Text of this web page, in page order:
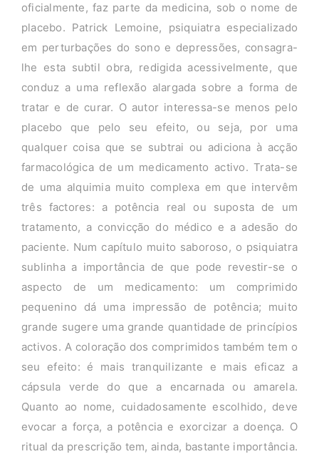
oficialmente, faz parte da medicina, sob o nome de
placebo. Patrick Lemoine, psiquiatra especializado
em perturbações do sono e depressões, consagra-
lhe esta subtil obra, redigida acessivelmente, que
conduz a uma reflexão alargada sobre a forma de
tratar e de curar. O autor interessa-se menos pelo
placebo que pelo seu efeito, ou seja, por uma
qualquer coisa que se subtrai ou adiciona à acção
farmacológica de um medicamento activo. Trata-se
de uma alquimia muito complexa em que intervêm
três factores: a potência real ou suposta de um
tratamento, a convicção do médico e a adesão do
paciente. Num capítulo muito saboroso, o psiquiatra
sublinha a importância de que pode revestir-se o
aspecto de um medicamento: um comprimido
pequenino dá uma impressão de potência; muito
grande sugere uma grande quantidade de princípios
activos. A coloração dos comprimidos também tem o
seu efeito: é mais tranquilizante e mais eficaz a
cápsula verde do que a encarnada ou amarela.
Quanto ao nome, cuidadosamente escolhido, deve
evocar a força, a potência e exorcizar a doença. O
ritual da prescrição tem, ainda, bastante importância.